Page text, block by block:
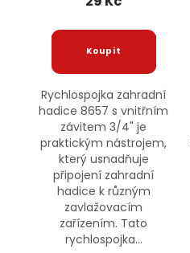
Rychlospojka zahradní
hadice 8657 s vnitřním
závitem 3/4" je
praktickým nástrojem,
který usnadňuje
připojení zahradní
hadice k různým
zavlažovacím
zařízením. Tato
rychlospojka...